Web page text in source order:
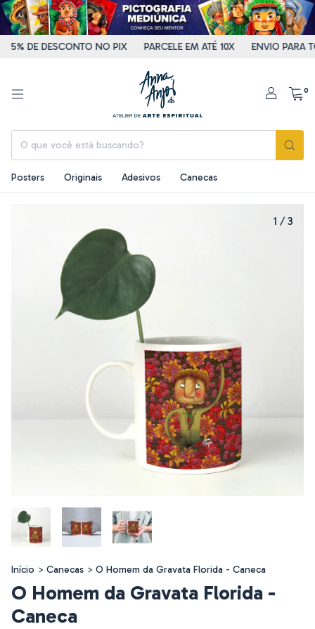
5% DE DESCONTO NO PIX PARCELE EM ATÉ 10X ENVIO PARA
0
Posters Originais Adesivos Canecas
1 / 3
Início > Canecas > O Homem da Gravata Florida - Caneca
O Homem da Gravata Florida -
Caneca